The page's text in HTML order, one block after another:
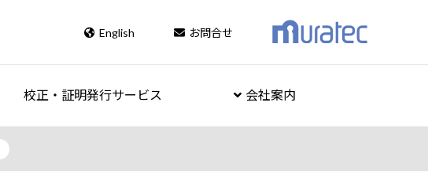
English お問合せ
校正・証明発行サービス 会社案内